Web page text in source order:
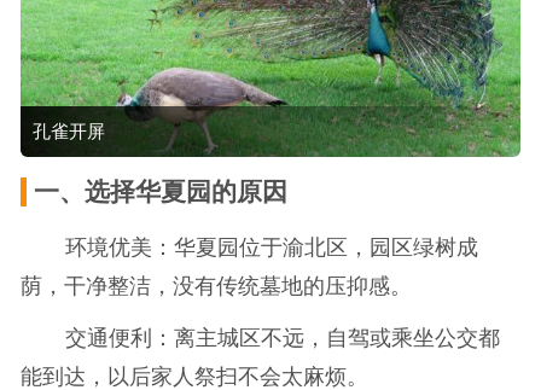
孔雀开屏
一、选择华夏园的原因
环境优美：华夏园位于渝北区，园区绿树成
荫，干净整洁，没有传统墓地的压抑感。
交通便利：离主城区不远，自驾或乘坐公交都
能到达，以后家人祭扫不会太麻烦。